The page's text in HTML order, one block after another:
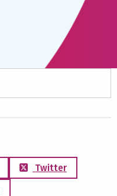
Twitter